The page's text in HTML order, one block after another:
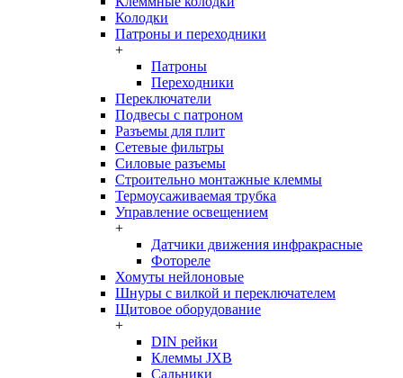
Колодки
Патроны и переходники
+
Патроны
Переходники
Переключатели
Подвесы с патроном
Разъемы для плит
Сетевые фильтры
Силовые разъемы
Строительно монтажные клеммы
Термоусаживаемая трубка
Управление освещением
+
Датчики движения инфракрасные
Фотореле
Хомуты нейлоновые
Шнуры с вилкой и переключателем
Щитовое оборудование
+
DIN рейки
Клеммы JXB
Сальники